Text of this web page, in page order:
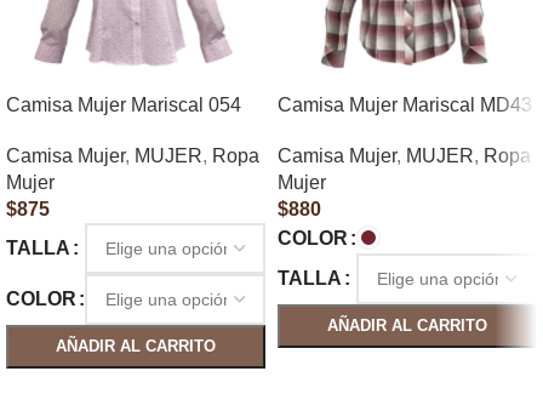
Camisa Mujer Mariscal 054
Camisa Mujer, MUJER, Ropa
Mujer
$875
TALLA
COLOR
AÑADIR AL CARRITO
Camisa Mujer Mariscal MD43
Camisa Mujer, MUJER, Ropa
Mujer
$880
COLOR
TALLA
AÑADIR AL CARRITO